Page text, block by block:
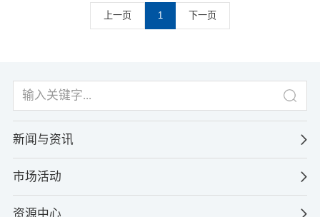
上一页 1 下一页
新闻与资讯
市场活动
资源中心